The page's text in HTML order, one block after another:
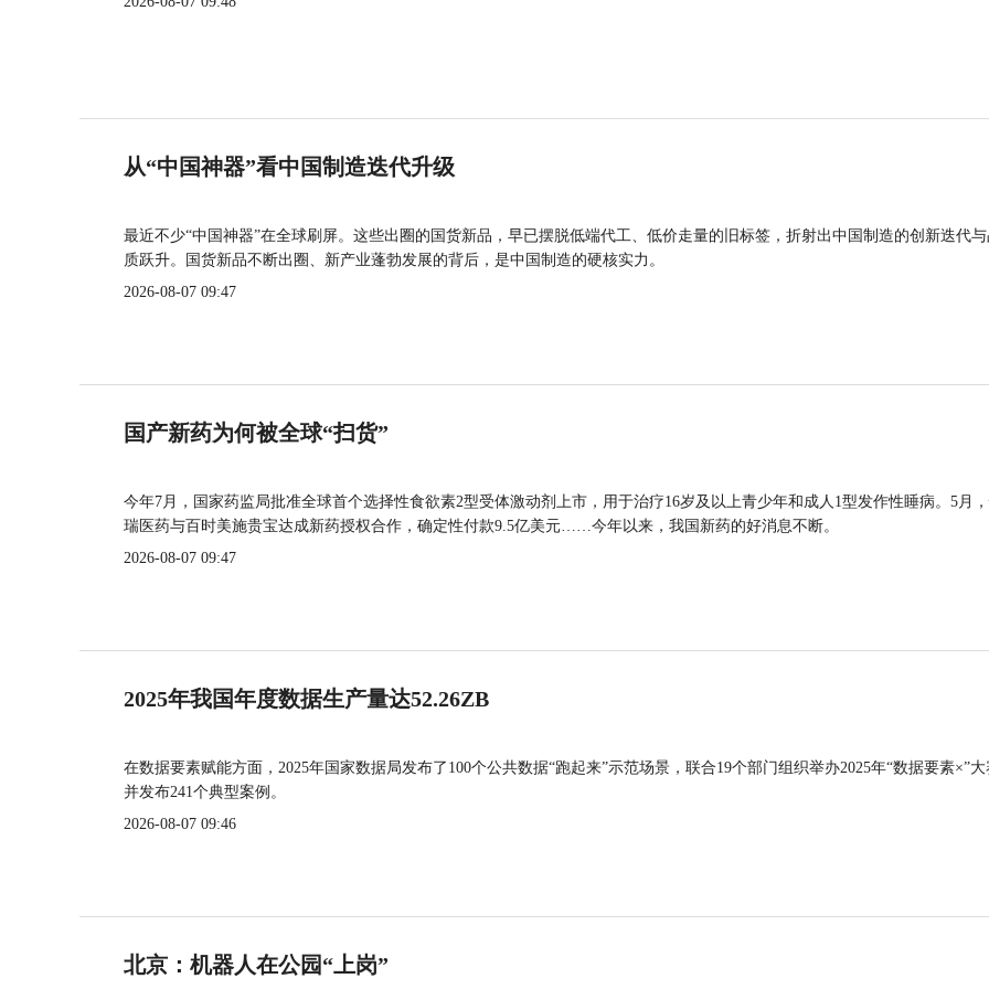
从“中国神器”看中国制造迭代升级
最近不少“中国神器”在全球刷屏。这些出圈的国货新品，早已摆脱低端代工、低价走量的旧标签，折射出中国制造的创新迭代
质跃升。国货新品不断出圈、新产业蓬勃发展的背后，是中国制造的硬核实力。
2026-08-07 09:47
国产新药为何被全球“扫货”
今年7月，国家药监局批准全球首个选择性食欲素2型受体激动剂上市，用于治疗16岁及以上青少年和成人1型发作性睡病。5月
瑞医药与百时美施贵宝达成新药授权合作，确定性付款9.5亿美元……今年以来，我国新药的好消息不断。
2026-08-07 09:47
2025年我国年度数据生产量达52.26ZB
在数据要素赋能方面，2025年国家数据局发布了100个公共数据“跑起来”示范场景，联合19个部门组织举办2025年“数据要素×”大
并发布241个典型案例。
2026-08-07 09:46
北京：机器人在公园“上岗”